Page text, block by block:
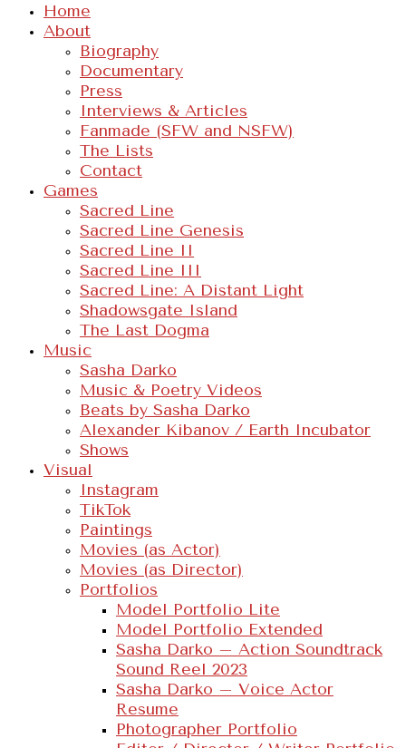
Home
About
Biography
Documentary
Press
Interviews & Articles
Fanmade (SFW and NSFW)
The Lists
Contact
Games
Sacred Line
Sacred Line Genesis
Sacred Line II
Sacred Line III
Sacred Line: A Distant Light
Shadowsgate Island
The Last Dogma
Music
Sasha Darko
Music & Poetry Videos
Beats by Sasha Darko
Alexander Kibanov / Earth Incubator
Shows
Visual
Instagram
TikTok
Paintings
Movies (as Actor)
Movies (as Director)
Portfolios
Model Portfolio Lite
Model Portfolio Extended
Sasha Darko – Action Soundtrack
Sound Reel 2023
Sasha Darko – Voice Actor
Resume
Photographer Portfolio